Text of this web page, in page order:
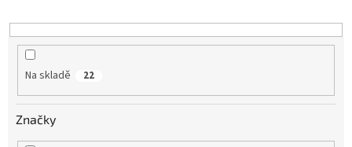
k
t
Na skladě 22
Značky